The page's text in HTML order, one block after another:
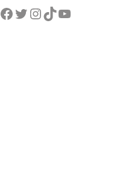
Facebook
Twitter
Instagram
TikTok
YouTube